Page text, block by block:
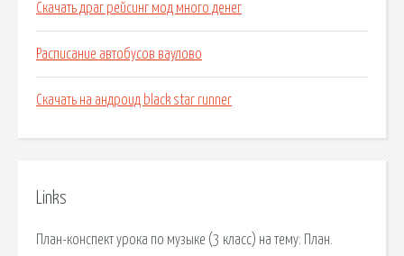
Скачать драг рейсинг мод много денег
Расписание автобусов ваулово
Скачать на андроид black star runner
Links
План-конспект урока по музыке (3 класс) на тему: План.